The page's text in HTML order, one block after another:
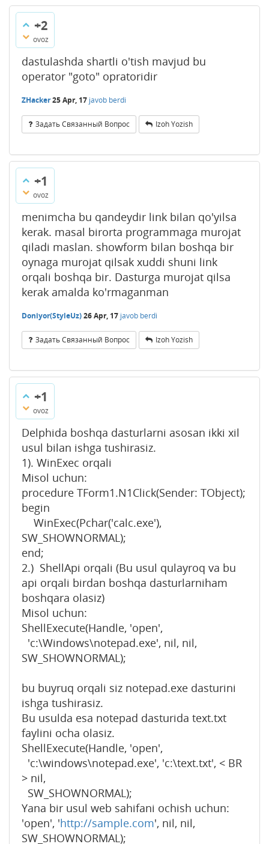
+2
ovoz
dastulashda shartli o'tish mavjud bu
operator "goto" opratoridir
ZHacker25 Apr, 17 javob berdi
Задать Связанный Вопрос Izoh Yozish
+1
ovoz
menimcha bu qandeydir link bilan qo'yilsa
kerak. masal birorta programmaga murojat
qiladi maslan. showform bilan boshqa bir
oynaga murojat qilsak xuddi shuni link
orqali boshqa bir. Dasturga murojat qilsa
kerak amalda ko'rmaganman
Doniyor(StyleUz)26 Apr, 17 javob berdi
Задать Связанный Вопрос Izoh Yozish
+1
ovoz
Delphida boshqa dasturlarni asosan ikki xil
usul bilan ishga tushirasiz.
1). WinExec orqali
Misol uchun:
procedure TForm1.N1Click(Sender: TObject);
begin
WinExec(Pchar('calc.exe'),
SW_SHOWNORMAL);
end;
2.) ShellApi orqali (Bu usul qulayroq va bu
api orqali birdan boshqa dasturlarniham
boshqara olasiz)
Misol uchun:
ShellExecute(Handle, 'open',
'c:\Windows\notepad.exe', nil, nil,
SW_SHOWNORMAL);
bu buyruq orqali siz notepad.exe dasturini
ishga tushirasiz.
Bu usulda esa notepad dasturida text.txt
faylini ocha olasiz.
ShellExecute(Handle, 'open',
'c:\windows\notepad.exe', 'c:\text.txt', < BR
> nil,
SW_SHOWNORMAL);
Yana bir usul web sahifani ochish uchun:
'open', 'http://sample.com', nil, nil,
SW_SHOWNORMAL);